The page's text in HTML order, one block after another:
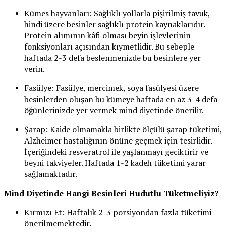
Kümes hayvanları: Sağlıklı yollarla pişirilmiş tavuk,
hindi üzere besinler sağlıklı protein kaynaklarıdır.
Protein alımının kâfi olması beyin işlevlerinin
fonksiyonları açısından kıymetlidir. Bu sebeple
haftada 2-3 defa beslenmenizde bu besinlere yer
verin.
Fasülye: Fasülye, mercimek, soya fasülyesi üzere
besinlerden oluşan bu kümeye haftada en az 3-4 defa
öğünlerinizde yer vermek mind diyetinde önerilir.
Şarap: Kaide olmamakla birlikte ölçülü şarap tüketimi,
Alzheimer hastalığının önüne geçmek için tesirlidir.
İçeriğindeki resveratrol ile yaşlanmayı geciktirir ve
beyni takviyeler. Haftada 1-2 kadeh tüketimi yarar
sağlamaktadır.
Mind Diyetinde Hangi Besinleri Hudutlu Tüketmeliyiz?
Kırmızı Et: Haftalık 2-3 porsiyondan fazla tüketimi
önerilmemektedir.